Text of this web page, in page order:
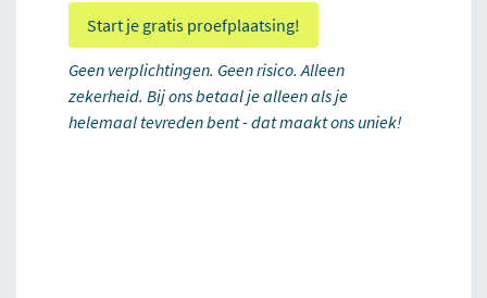
Start je gratis proefplaatsing!
Geen verplichtingen. Geen risico. Alleen
zekerheid. Bij ons betaal je alleen als je
helemaal tevreden bent - dat maakt ons uniek!